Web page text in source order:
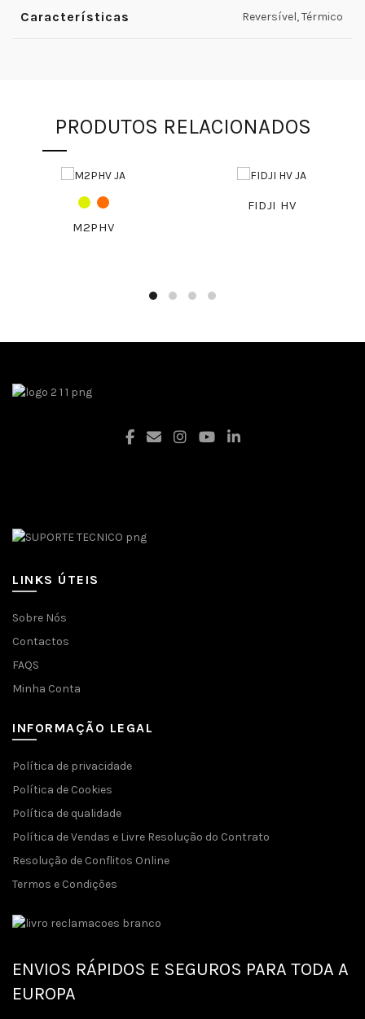
Características Reversível, Térmico
PRODUTOS RELACIONADOS
M2PHV
FIDJI HV
LINKS ÚTEIS
Sobre Nós
Contactos
FAQS
Minha Conta
INFORMAÇÃO LEGAL
Política de privacidade
Política de Cookies
Política de qualidade
Política de Vendas e Livre Resolução do Contrato
Resolução de Conflitos Online
Termos e Condições
ENVIOS RÁPIDOS E SEGUROS PARA TODA A
EUROPA